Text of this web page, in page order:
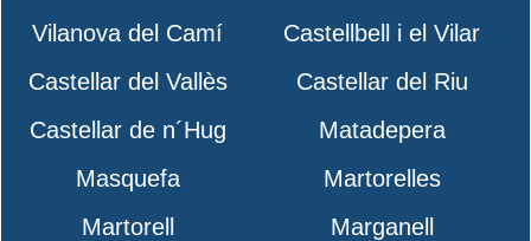
Vilanova del Camí
Castellbell i el Vilar
Castellar del Vallès
Castellar del Riu
Castellar de n´Hug
Matadepera
Masquefa
Martorelles
Martorell
Marganell